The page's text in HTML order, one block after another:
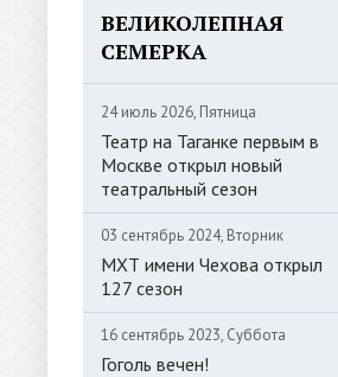
ВЕЛИКОЛЕПНАЯ
СЕМЕРКА
24 июль 2026, Пятница
Театр на Таганке первым в
Москве открыл новый
театральный сезон
03 сентябрь 2024, Вторник
МХТ имени Чехова открыл
127 сезон
16 сентябрь 2023, Суббота
Гоголь вечен!